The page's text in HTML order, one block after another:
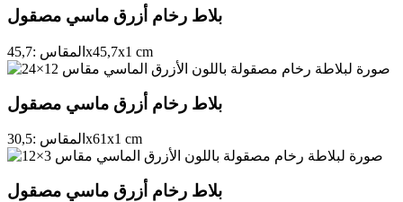
بلاط رخام أزرق ماسي مصقول
المقاس :45,7 x45,7x1 cm
بلاط رخام أزرق ماسي مصقول
المقاس :30,5 x61x1 cm
بلاط رخام أزرق ماسي مصقول